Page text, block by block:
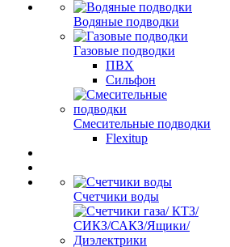
Водяные подводки
Газовые подводки
ПВХ
Сильфон
Смесительные подводки
Flexitup
Счетчики воды